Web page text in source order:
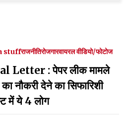
stuffराजनीतिरोजगारवायरल वीडियो/फोटोज
Letter : पेपर लीक मामले
नौकरी देने का सिफारिशी
में ये 4 लोग